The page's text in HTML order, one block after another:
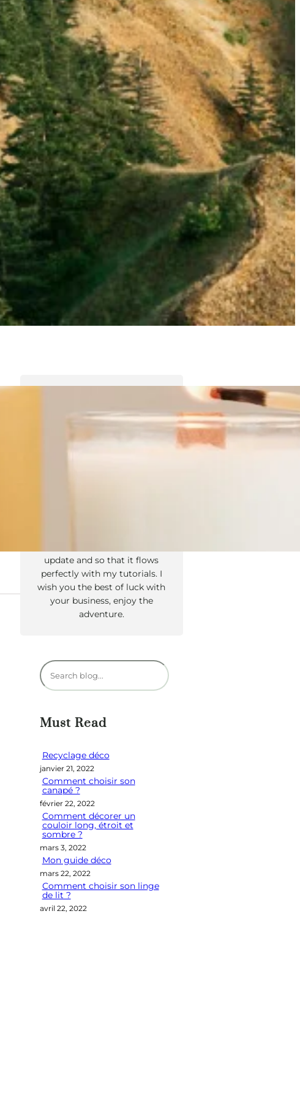
update and so that it flows
perfectly with my tutorials. I
wish you the best of luck with
your business, enjoy the
adventure.
R
e
h
r
c
h
e
r
Must Read
Recyclage déco
janvier 21, 2022
Comment choisir son
canapé ?
février 22, 2022
Comment décorer un
couloir long, étroit et
sombre ?
mars 3, 2022
Mon guide déco
mars 22, 2022
Comment choisir son linge
de lit ?
avril 22, 2022